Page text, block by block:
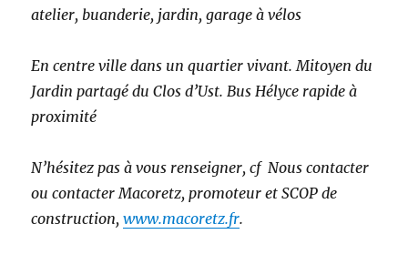
atelier, buanderie, jardin, garage à vélos
En centre ville dans un quartier vivant. Mitoyen du
Jardin partagé du Clos d’Ust. Bus Hélyce rapide à
proximité
N’hésitez pas à vous renseigner, cf Nous contacter
ou contacter Macoretz, promoteur et SCOP de
construction,www.macoretz.fr.